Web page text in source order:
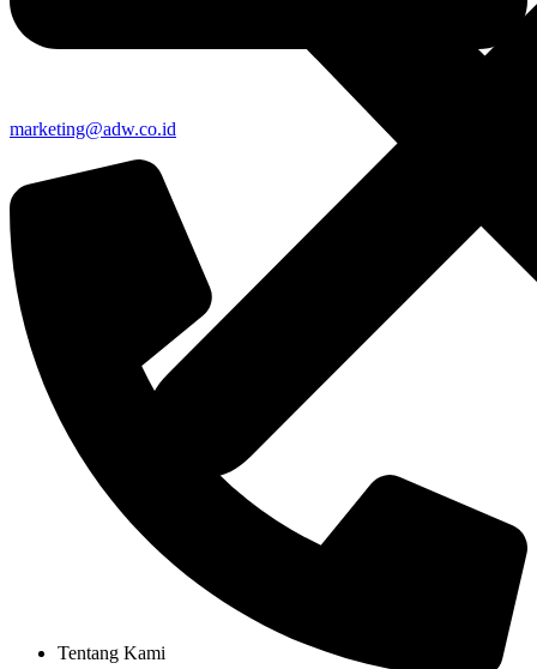
Tentang Kami
marketing@adw.co.id